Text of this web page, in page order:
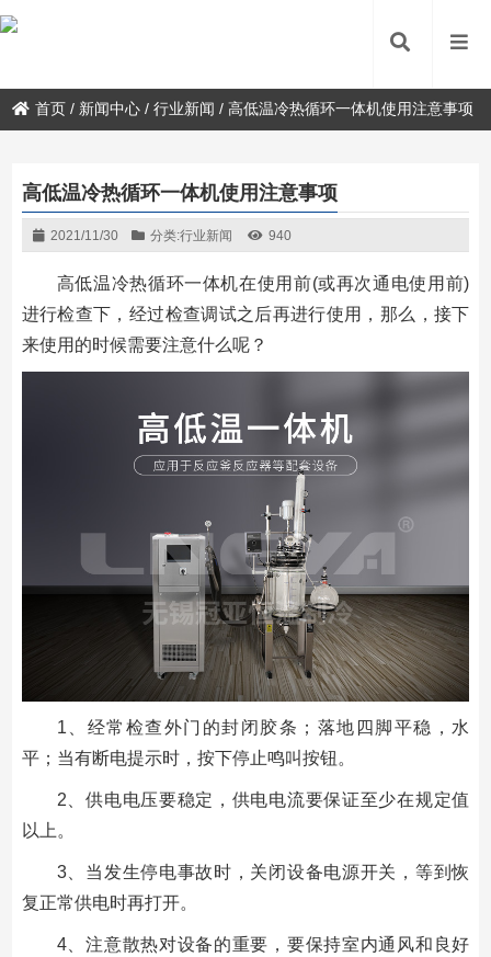
首页 / 新闻中心 /行业新闻 /高低温冷热循环一体机使用注意事项
高低温冷热循环一体机使用注意事项
2021/11/30 分类:行业新闻 940
高低温冷热循环一体机在使用前(或再次通电使用前)
进行检查下，经过检查调试之后再进行使用，那么，接下
来使用的时候需要注意什么呢？
1、经常检查外门的封闭胶条；落地四脚平稳，水
平；当有断电提示时，按下停止鸣叫按钮。
2、供电电压要稳定，供电电流要保证至少在规定值
以上。
3、当发生停电事故时，关闭设备电源开关，等到恢
复正常供电时再打开。
4、注意散热对设备的重要，要保持室内通风和良好